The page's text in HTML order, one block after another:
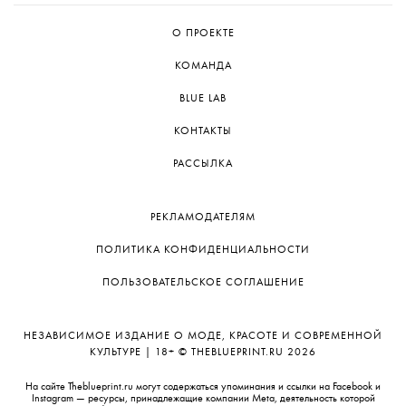
О ПРОЕКТЕ
КОМАНДА
BLUE LAB
КОНТАКТЫ
РАССЫЛКА
РЕКЛАМОДАТЕЛЯМ
ПОЛИТИКА КОНФИДЕНЦИАЛЬНОСТИ
ПОЛЬЗОВАТЕЛЬСКОЕ СОГЛАШЕНИЕ
НЕЗАВИСИМОЕ ИЗДАНИЕ О МОДЕ, КРАСОТЕ И СОВРЕМЕННОЙ
КУЛЬТУРЕ | 18+ © THEBLUEPRINT.RU 2026
На сайте Theblueprint.ru могут содержаться упоминания и ссылки на Facebook и
Instagram — ресурсы, принадлежащие компании Meta, деятельность которой